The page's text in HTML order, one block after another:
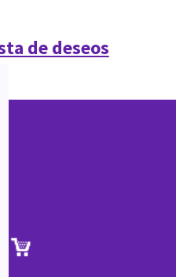
de deseos